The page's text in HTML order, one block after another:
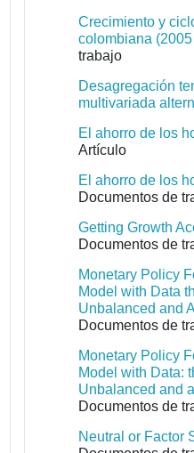
Crecimiento y
colombiana
trabajo
Desagregación
multivariada
El ahorro de los
Artículo
El ahorro de los
Documentos de
Getting Growth
Documentos de
Monetary Policy
Model with Data
Unbalanced and
Documentos de
Monetary Policy
Model with Data:
Unbalanced and
Documentos de
Neutral or Factor